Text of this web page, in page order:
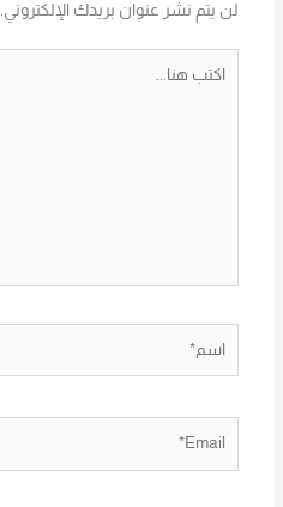
لن يتم نشر عنوان بريدك الإلكتروني.
هنا...